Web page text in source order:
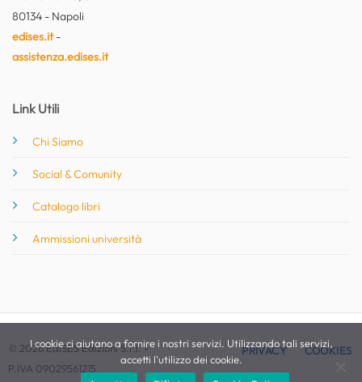
80134 - Napoli
edises.it-
assistenza.edises.it
Link Utili
Chi Siamo
Social & Comunity
Catalogo libri
Ammissioni università
© 2026 EdiSES Edizioni S.r.l. -
P.IVA 09029561215
PRIVACY COOKIES
I cookie ci aiutano a fornire i nostri servizi. Utilizzando tali servizi,
accetti l'utilizzo dei cookie.